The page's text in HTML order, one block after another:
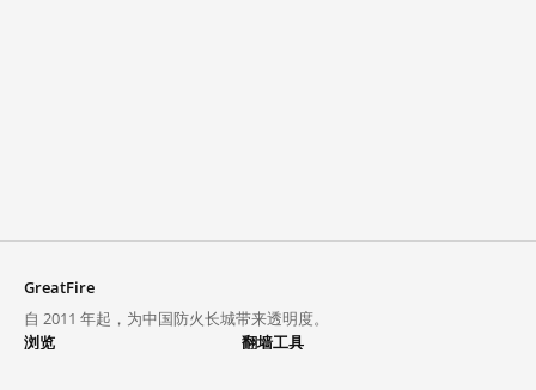
GreatFire
自 2011 年起，为中国防火长城带来透明度。
浏览
翻墙工具